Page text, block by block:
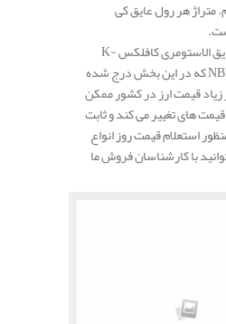
متراژ هر رول عایق کی
قیمت عایق الاستومری کافلکس K-
Flex رولی از جنس NBR که در این بخش درج شده
قیمت ارز در کشور ممکن
های تغییر می کند و ثابت
استعلام قیمت روز انواع
با کارشناسان فروش ما